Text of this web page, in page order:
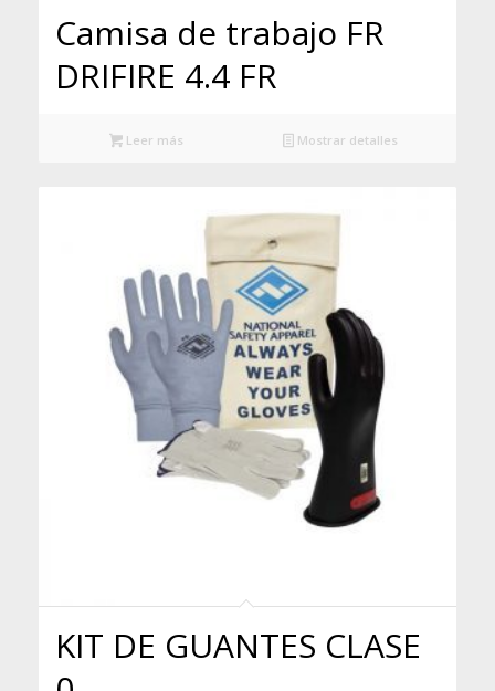
Camisa de trabajo FR
DRIFIRE 4.4 FR
Leer más Mostrar detalles
KIT DE GUANTES CLASE